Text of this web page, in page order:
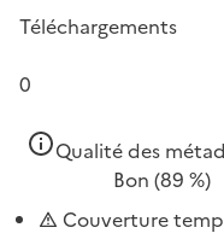
Téléchargements
0
Qualité des
Bon (89 %)
Couverture